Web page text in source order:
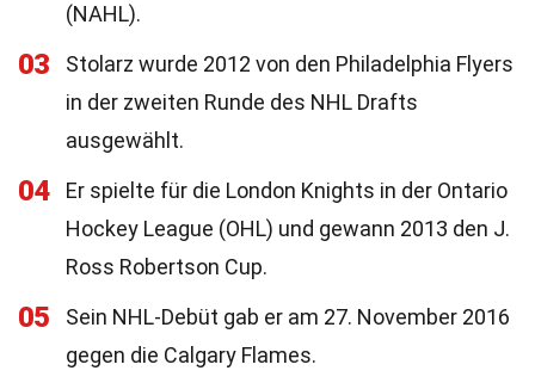
(NAHL).
03
Stolarz wurde 2012 von den Philadelphia Flyers
in der zweiten Runde des NHL Drafts
ausgewählt.
04
Er spielte für die London Knights in der Ontario
Hockey League (OHL) und gewann 2013 den J.
Ross Robertson Cup.
05
Sein NHL-Debüt gab er am 27. November 2016
gegen die Calgary Flames.